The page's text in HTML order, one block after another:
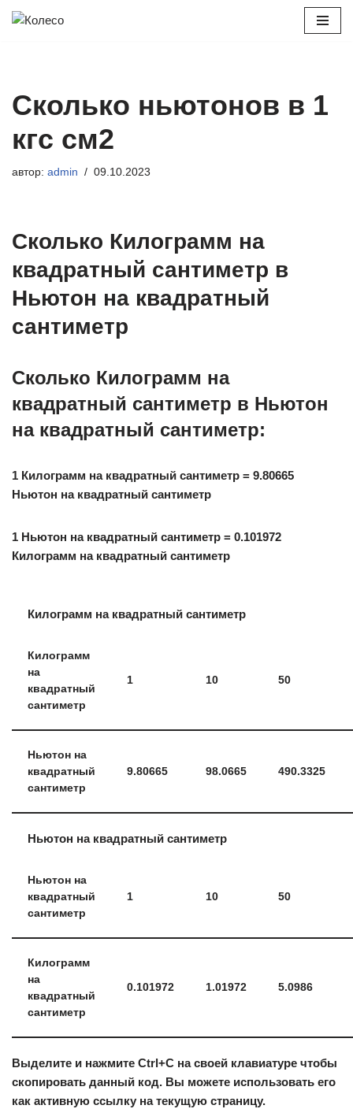
Сколько ньютонов в 1
кгс см2
автор: admin 09.10.2023
Сколько Килограмм на
квадратный сантиметр в
Ньютон на квадратный
сантиметр
Сколько Килограмм на
квадратный сантиметр в Ньютон
на квадратный сантиметр:
1 Килограмм на квадратный сантиметр = 9.80665
Ньютон на квадратный сантиметр
1 Ньютон на квадратный сантиметр = 0.101972
Килограмм на квадратный сантиметр
Килограмм на квадратный сантиметр
Килограмм
на
квадратный
сантиметр
1 10 50
Ньютон на
квадратный
сантиметр
9.80665 98.0665 490.3325
Ньютон на квадратный сантиметр
Ньютон на
квадратный
сантиметр
1 10 50
Килограмм
на
квадратный
сантиметр
0.101972 1.01972 5.0986
Выделите и нажмите Ctrl+C на своей клавиатуре чтобы
скопировать данный код. Вы можете использовать его
как активную ссылку на текущую страницу.